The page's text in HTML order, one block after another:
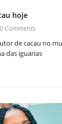
hoje
0 Comments
de cacau no
das iguarias